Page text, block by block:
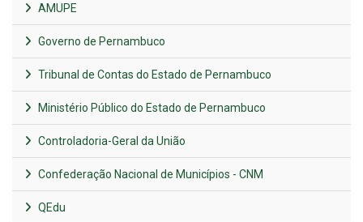
AMUPE
Governo de Pernambuco
Tribunal de Contas do Estado de Pernambuco
Ministério Público do Estado de Pernambuco
Controladoria-Geral da União
Confederação Nacional de Municípios - CNM
QEdu